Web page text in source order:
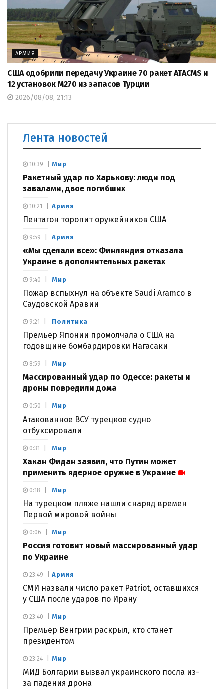
АРМИЯ
США одобрили передачу Украине 70 ракет ATACMS и
12 установок M270 из запасов Турции
2026/08/08, 21:13
Лента новостей
Мир
Ракетный удар по Харькову: люди под
завалами, двое погибших
10:39
Армия
Пентагон торопит оружейников США
10:21
Армия
«Мы сделали все»: Финляндия отказала
Украине в дополнительных ракетах
9:59
Мир
Пожар вспыхнул на объекте Saudi Aramco в
Саудовской Аравии
9:40
Политика
Премьер Японии промолчала о США на
годовщине бомбардировки Нагасаки
9:21
Мир
Массированный удар по Одессе: ракеты и
дроны повредили дома
8:59
Мир
Атакованное ВСУ турецкое судно
отбуксировали
0:50
Мир
Хакан Фидан заявил, что Путин может
применить ядерное оружие в Украине
0:31
Мир
На турецком пляже нашли снаряд времен
Первой мировой войны
0:18
Мир
Россия готовит новый массированный удар
по Украине
0:06
Армия
СМИ назвали число ракет Patriot, оставшихся
у США после ударов по Ирану
23:49
Мир
Премьер Венгрии раскрыл, кто станет
президентом
23:40
Мир
МИД Болгарии вызвал украинского посла из-
за падения дрона
23:24